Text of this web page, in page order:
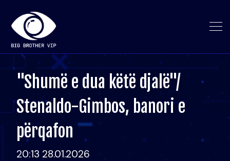
"Shumë e dua këtë djalë"/
Stenaldo-Gimbos, banori e
përqafon
20:13 28.01.2026